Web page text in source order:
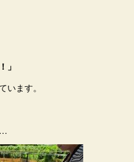
」
います。